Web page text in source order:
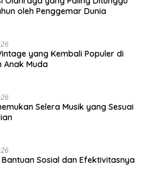
oleh Penggemar Dunia
yang Kembali Populer di
Anak Muda
Selera Musik yang Sesuai
Sosial dan Efektivitasnya